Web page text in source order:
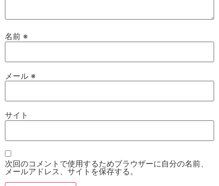
名前 ※
メール ※
サイト
次回のコメントで使用するためブラウザーに自分の名前、
メールアドレス、サイトを保存する。